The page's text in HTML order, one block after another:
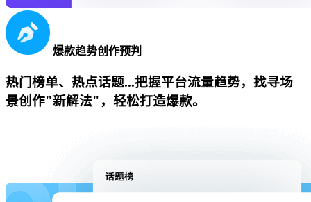
爆款趋势创作预判
热门榜单、热点话题...把握平台流量趋势，找寻场
景创作"新解法"，轻松打造爆款。